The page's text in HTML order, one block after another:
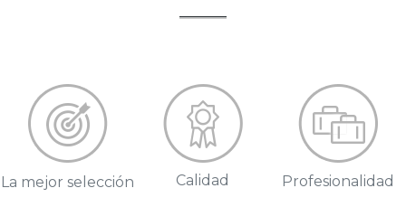
La mejor selección Calidad Profesionalidad